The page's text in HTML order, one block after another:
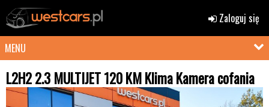
Zaloguj się
MENU
L2H2 2.3 MULTIJET 120 KM Klima Kamera cofania